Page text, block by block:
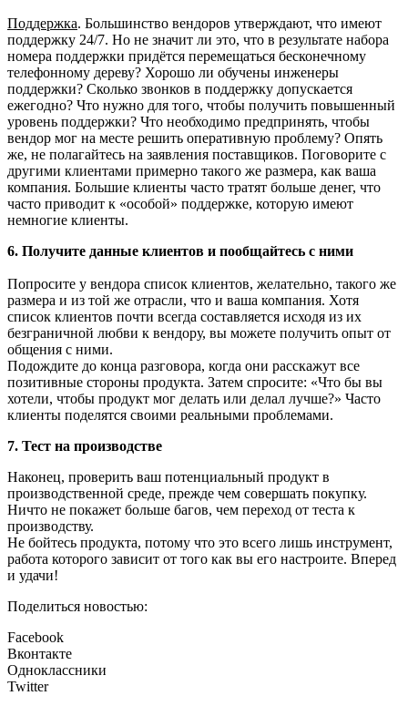
Поддержка. Большинство вендоров утверждают, что имеют
поддержку 24/7. Но не значит ли это, что в результате набора
номера поддержки придётся перемещаться бесконечному
телефонному дереву? Хорошо ли обучены инженеры
поддержки? Сколько звонков в поддержку допускается
ежегодно? Что нужно для того, чтобы получить повышенный
уровень поддержки? Что необходимо предпринять, чтобы
вендор мог на месте решить оперативную проблему? Опять
же, не полагайтесь на заявления поставщиков. Поговорите с
другими клиентами примерно такого же размера, как ваша
компания. Большие клиенты часто тратят больше денег, что
часто приводит к «особой» поддержке, которую имеют
немногие клиенты.
6. Получите данные клиентов и пообщайтесь с ними
Попросите у вендора список клиентов, желательно, такого же
размера и из той же отрасли, что и ваша компания. Хотя
список клиентов почти всегда составляется исходя из их
безграничной любви к вендору, вы можете получить опыт от
общения с ними.
Подождите до конца разговора, когда они расскажут все
позитивные стороны продукта. Затем спросите: «Что бы вы
хотели, чтобы продукт мог делать или делал лучше?» Часто
клиенты поделятся своими реальными проблемами.
7. Тест на производстве
Наконец, проверить ваш потенциальный продукт в
производственной среде, прежде чем совершать покупку.
Ничто не покажет больше багов, чем переход от теста к
производству.
Не бойтесь продукта, потому что это всего лишь инструмент,
работа которого зависит от того как вы его настроите. Вперед
и удачи!
Поделиться новостью:
Facebook
Вконтакте
Одноклассники
Twitter